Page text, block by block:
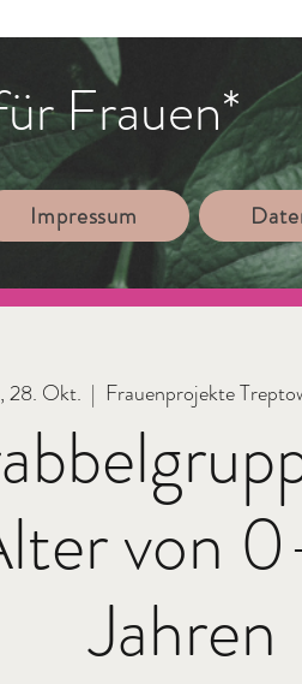
Frauen*
Impressum
28. Okt.
  |
Frauenprojekte
von
Jahren